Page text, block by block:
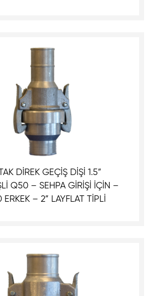
DİREK GEÇİŞ DİŞİ 1.5”
Q50 – SEHPA GİRİŞİ İÇİN –
– 2” LAYFLAT TİPLİ